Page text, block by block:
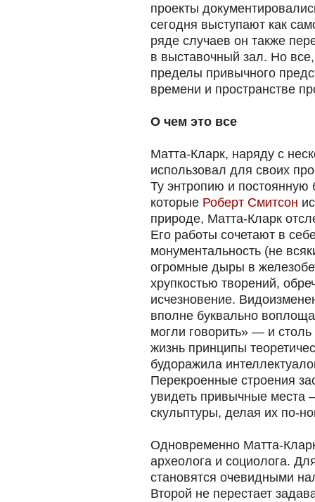
проекты
сегодня выступают как
ряде случаев он также
в выставочный зал. Но
пределы привычного
времени и пространстве
О чем это все
Матта-Кларк, наряду с
использовал для своих
Ту энтропию и постоянную
которые Роберт Смитсон
природе, Матта-Кларк
Его работы сочетают в
монументальность (не
огромные дыры в
хрупкостью творений,
исчезновение.
вполне буквально
могли говорить» — и
жизнь принципы
будоражила
Перекроенные строения
увидеть привычные места
скульптуры, делая их по-
Одновременно Матта-
археолога и социолога.
становятся очевидными
Второй не перестает